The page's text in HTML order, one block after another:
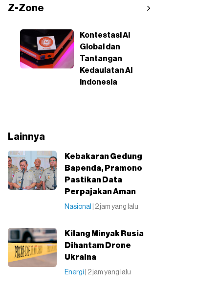
Z-Zone
Kontestasi AI
Global dan
Tantangan
Kedaulatan AI
Indonesia
Lainnya
Kebakaran Gedung
Bapenda, Pramono
Pastikan Data
Perpajakan Aman
Nasional | 2 jam yang lalu
Kilang Minyak Rusia
Dihantam Drone
Ukraina
Energi | 2 jam yang lalu